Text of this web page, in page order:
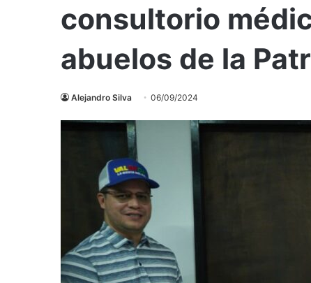
consultorio
abuelos de la
Alejandro Silva 06/09/2024